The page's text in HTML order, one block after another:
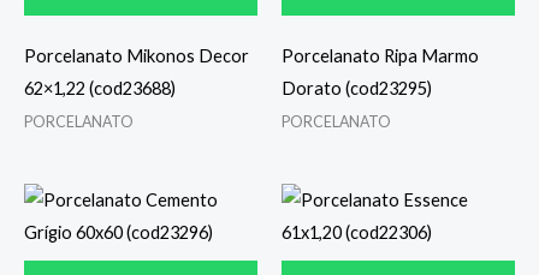
Porcelanato Mikonos Decor
62×1,22 (cod23688)
PORCELANATO
Porcelanato Ripa Marmo
Dorato (cod23295)
PORCELANATO